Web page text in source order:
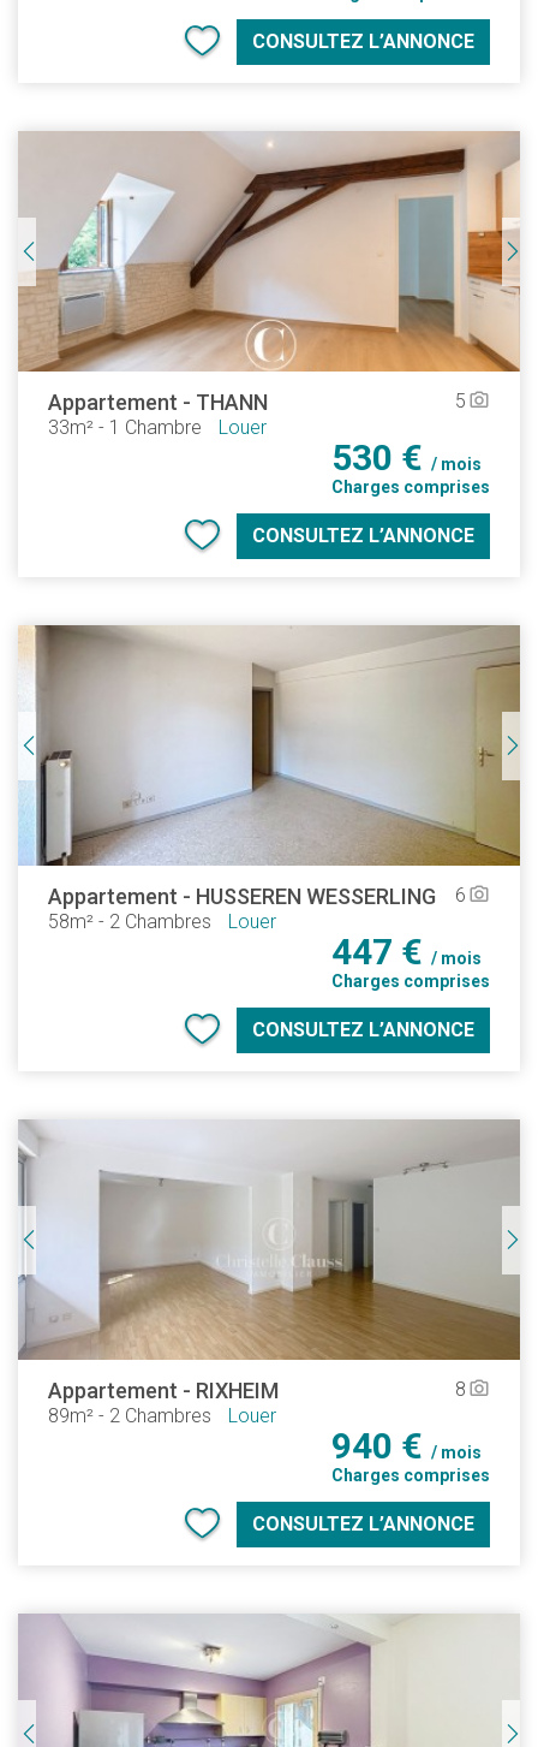
CONSULTEZ L’ANNONCE
Appartement - THANN
33m² - 1 Chambre Louer
5 camera_alt
530 € / mois
Charges comprises
CONSULTEZ L’ANNONCE
Appartement - HUSSEREN WESSERLING
58m² - 2 Chambres Louer
6 camera_alt
447 € / mois
Charges comprises
CONSULTEZ L’ANNONCE
Appartement - RIXHEIM
89m² - 2 Chambres Louer
8 camera_alt
940 € / mois
Charges comprises
CONSULTEZ L’ANNONCE